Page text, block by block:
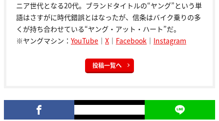
ニア世代となる20代。ブランドタイトルの“ヤング”という単
語はさすがに時代錯誤とはなったが、信条はバイク乗りの多
くが持ち合わせている“ヤング・アット・ハート”だ。
※ヤングマシン： YouTube ｜ X ｜ Facebook ｜ Instagram
投稿一覧へ